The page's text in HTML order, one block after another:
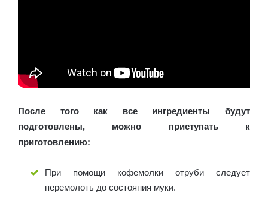
После того как все ингредиенты будут
подготовлены, можно приступать к
приготовлению:
При помощи кофемолки отруби следует
перемолоть до состояния муки.